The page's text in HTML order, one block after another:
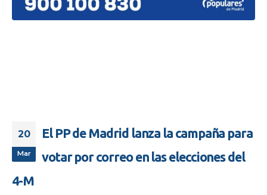
20
Mar
El PP de Madrid lanza la campaña para
votar por correo en las elecciones del
4-M